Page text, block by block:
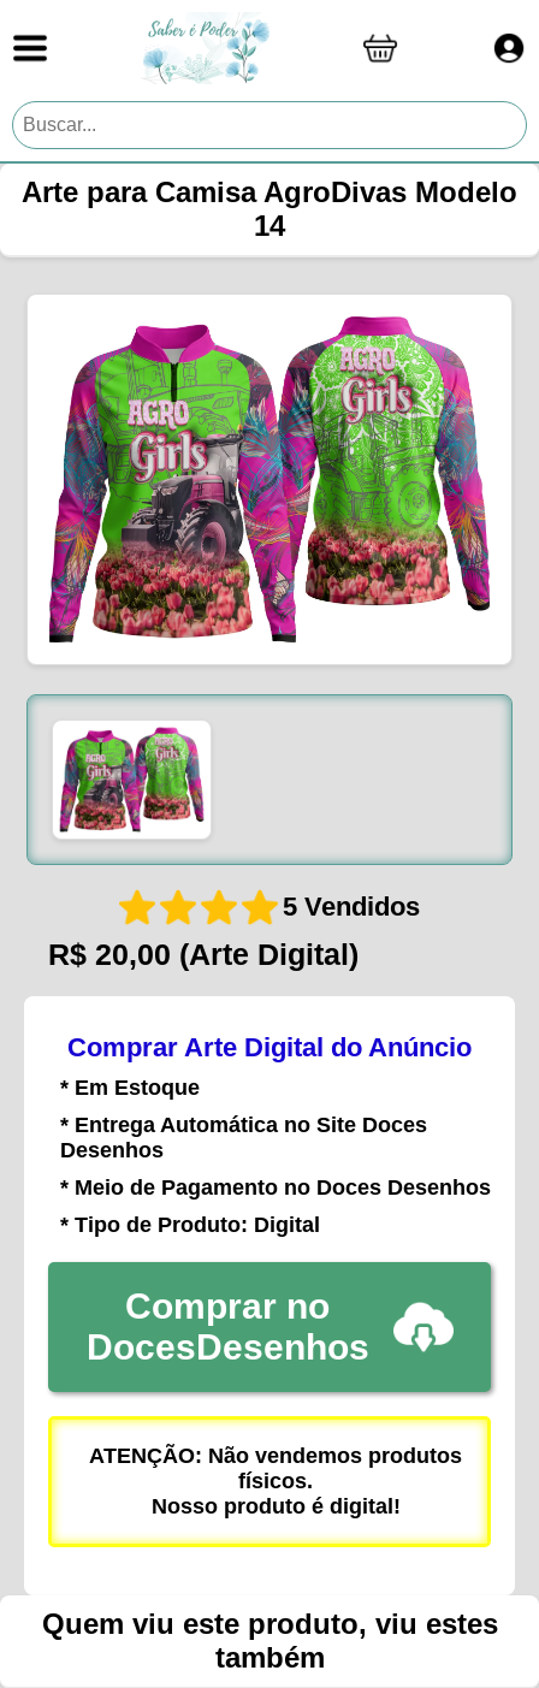
Arte para Camisa AgroDivas Modelo
14
5 Vendidos
R$ 20,00 (Arte Digital)
Comprar Arte Digital do Anúncio
* Em Estoque
* Entrega Automática no Site Doces
Desenhos
* Meio de Pagamento no Doces Desenhos
* Tipo de Produto: Digital
Comprar no
DocesDesenhos
ATENÇÃO: Não vendemos produtos
físicos.
Nosso produto é digital!
Quem viu este produto, viu estes
também